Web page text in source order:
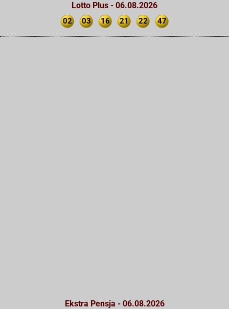
Lotto Plus - 06.08.2026
02 03 16 21 22 47
Ekstra Pensja - 06.08.2026